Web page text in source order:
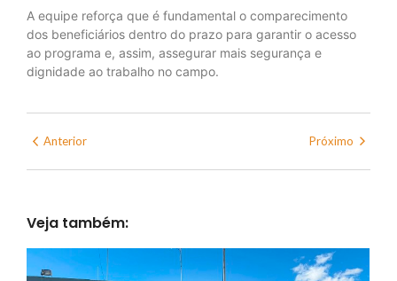
A equipe reforça que é fundamental o comparecimento
dos beneficiários dentro do prazo para garantir o acesso
ao programa e, assim, assegurar mais segurança e
dignidade ao trabalho no campo.
Anterior Próximo
Veja também: